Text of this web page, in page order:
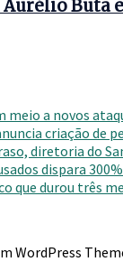
Aurélio Buta
a novos
criação de
diretoria do
dispara
que durou três
WordPress